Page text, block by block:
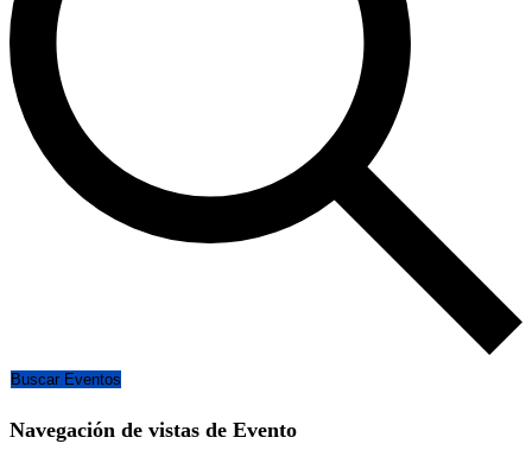
Buscar Eventos
Navegación de vistas de Evento